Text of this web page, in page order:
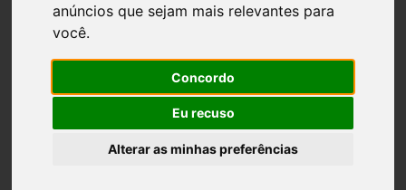
anúncios que sejam mais relevantes para
você.
Concordo
Eu recuso
Alterar as minhas preferências